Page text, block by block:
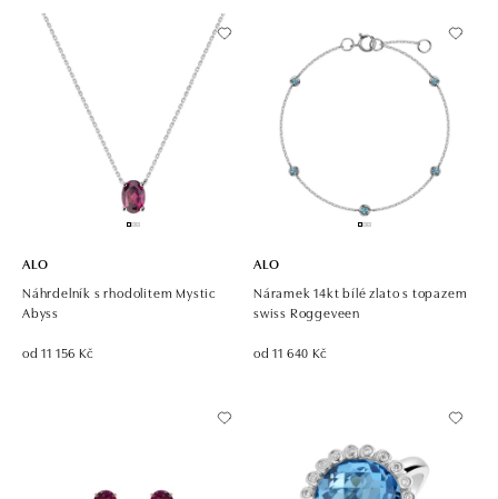
ALO
Náhrdelník s rhodolitem Mystic
Abyss
od 11 156 Kč
ALO
Náramek 14kt bílé zlato s topazem
swiss Roggeveen
od 11 640 Kč